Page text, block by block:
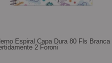
Espiral Capa Dura 80 Fls Branca
2 Foroni